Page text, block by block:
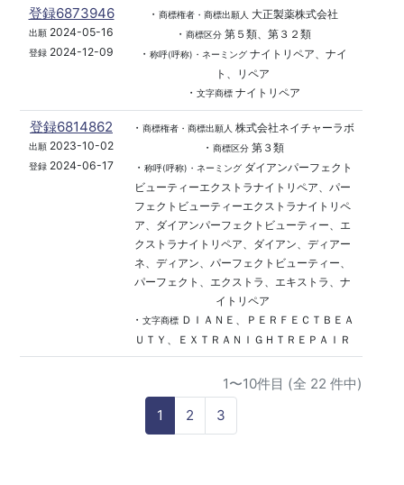
登録6873946
出願 2024-05-16
登録 2024-12-09
・ 商標権者・商標出願人
大正製薬株式会社
・ 商標区分第５類、第３２類
・ 称呼(呼称)・ネーミングナイトリペア、ナイ
ト、リペア
・ 文字商標ナイトリペア
登録6814862
出願 2023-10-02
登録 2024-06-17
・ 商標権者・商標出願人 株式会社ネイチャーラボ
・ 商標区分第３類
・ 称呼(呼称)・ネーミングダイアンパーフェクト
ビューティーエクストラナイトリペア、パー
フェクトビューティーエクストラナイトリペ
ア、ダイアンパーフェクトビューティー、エ
クストラナイトリペア、ダイアン、ディアー
ネ、ディアン、パーフェクトビューティー、
パーフェクト、エクストラ、エキストラ、ナ
イトリペア
・ 文字商標ＤＩＡＮＥ、ＰＥＲＦＥＣＴＢＥＡ
ＵＴＹ、ＥＸＴＲＡＮＩＧＨＴＲＥＰＡＩＲ
1〜10件目 (全 22 件中)
1
2 3